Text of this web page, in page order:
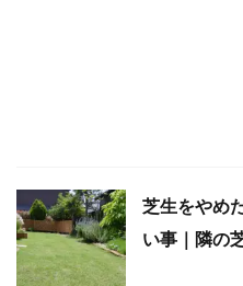
芝生をやめ
い事｜隣の